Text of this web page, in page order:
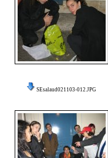
SEsalaud021103-012.JPG